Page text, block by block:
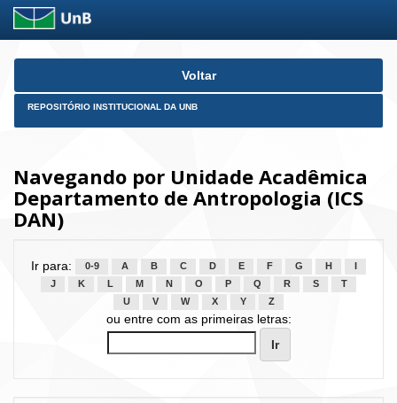
Skip
Voltar
REPOSITÓRIO INSTITUCIONAL DA UNB
Navegando por Unidade Acadêmica
Departamento de Antropologia (ICS
DAN)
Ir para: 0-9 A B C D E F G H
J
K L M N O P Q R S
T
U
V W X Y Z
ou entre com as primeiras letras: